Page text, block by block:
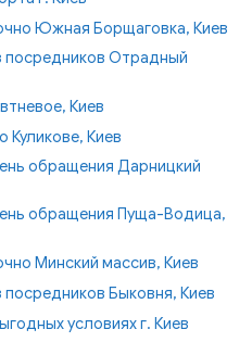
Южная Борщаговка, Киев
посредников Отрадный
Киев
Куликове, Киев
обращения Дарницкий
обращения Пуща-Водица,
Минский массив, Киев
Быковня, Киев
условиях г. Киев